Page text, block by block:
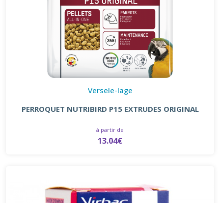
Versele-lage
PERROQUET NUTRIBIRD P15 EXTRUDES ORIGINAL
à partir de
13.04€